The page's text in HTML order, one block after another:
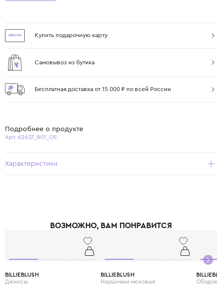
Купить подарочную карту
Самовывоз из бутика
Бесплатная доставка от 15 000 ₽ по всей России
Подробнее о продукте
Арт. 62637_801_OS
Характеристики
ВОЗМОЖНО, ВАМ ПОНРАВИТСЯ
BILLIEBLUSH
Джинсы
BILLIEBLUSH
Наушники меховые Ободок